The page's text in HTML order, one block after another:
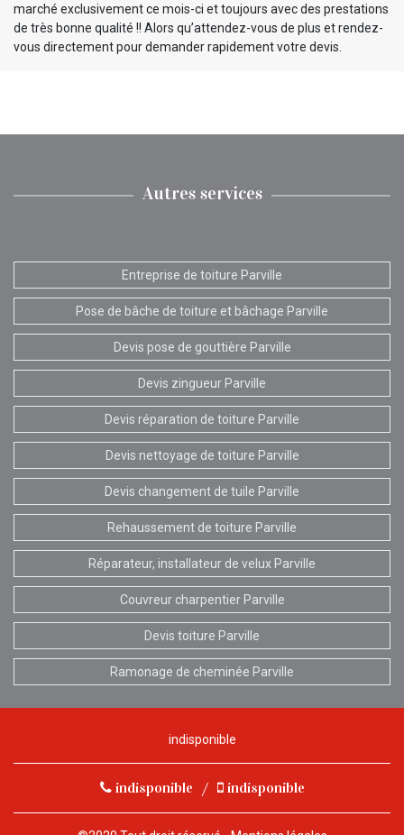
marché exclusivement ce mois-ci et toujours avec des prestations
de très bonne qualité !! Alors qu’attendez-vous de plus et rendez-
vous directement pour demander rapidement votre devis.
Autres services
Entreprise de toiture Parville
Pose de bâche de toiture et bâchage Parville
Devis pose de gouttière Parville
Devis zingueur Parville
Devis réparation de toiture Parville
Devis nettoyage de toiture Parville
Devis changement de tuile Parville
Rehaussement de toiture Parville
Réparateur, installateur de velux Parville
Couvreur charpentier Parville
Devis toiture Parville
Ramonage de cheminée Parville
indisponible
indisponible / indisponible